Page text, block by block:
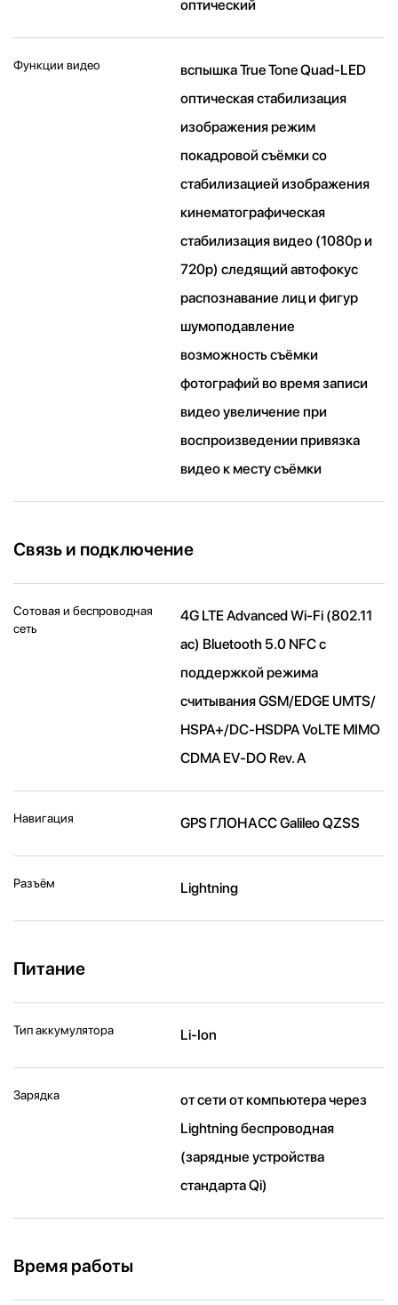
оптический
Функции видео
вспышка True Tone Quad-LED
оптическая стабилизация
изображения режим
покадровой съёмки со
стабилизацией изображения
кинематографическая
стабилизация видео (1080p и
720p) следящий автофокус
распознавание лиц и фигур
шумоподавление
возможность съёмки
фотографий во время записи
видео увеличение при
воспроизведении привязка
видео к месту съёмки
Связь и подключение
Сотовая и беспроводная
сеть
4G LTE Advanced Wi-Fi (802.11​
ac) Bluetooth 5.0 NFC с
поддержкой режима
считывания GSM/EDGE UMTS/​
HSPA+/​DC-HSDPA VoLTE MIMO
CDMA EV-DO Rev. A
Навигация GPS ГЛОНАСС Galileo QZSS
Разъём Lightning
Питание
Тип аккумулятора Li-Ion
Зарядка
от сети от компьютера через
Lightning беспроводная
(зарядные устройства
стандарта Qi)
Время работы